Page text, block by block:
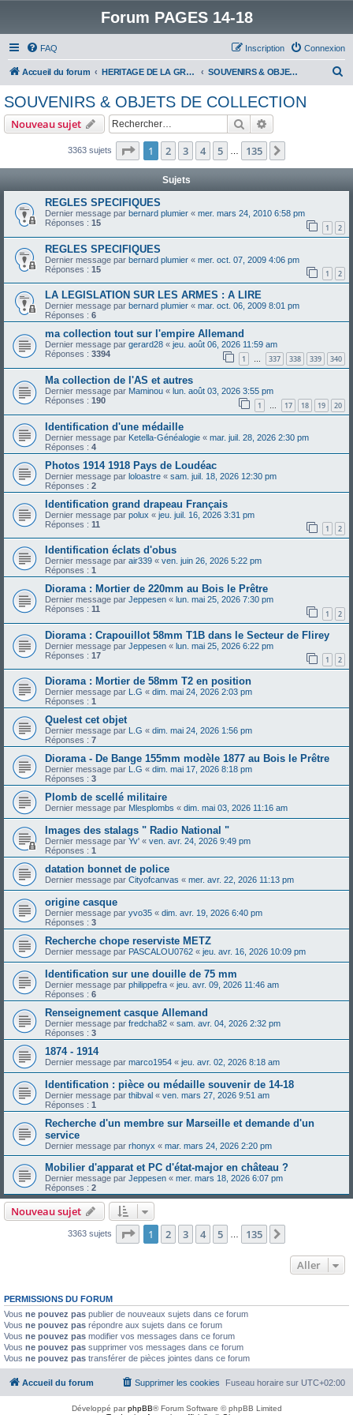
Forum PAGES 14-18
FAQ Connexion
Inscription
Accueil du forum HERITAGE DE LA GRANDE GUERRE : SOUVENIRS & OBJETS DE COLLECTION
e
SOUVENIRS & OBJETS DE COLLECTION
Nouveau sujet Rechercher
3363 sujets Page 1sur135
1 2 3 4 5 135
Sujets
REGLES SPECIFIQUES
Dernier message par bernard plumier « mer. mars 24, 2010 6:58 pm
Réponses : 15 1 2
REGLES SPECIFIQUES
Dernier message par bernard plumier « mer. oct. 07, 2009 4:06 pm
Réponses : 15 1 2
LA LEGISLATION SUR LES ARMES : A LIRE
Dernier message par bernard plumier « mar. oct. 06, 2009 8:01 pm
Réponses : 6
ma collection tout sur l'empire Allemand
Dernier message par gerard28 « jeu. août 06, 2026 11:59 am
Réponses : 3394 1 … 337 338 339 340
Ma collection de l'AS et autres
Dernier message par Maminou « lun. août 03, 2026 3:55 pm
Réponses : 190 1 … 17 18 19 20
Identification d'une médaille
Dernier message par Ketella-Généalogie « mar. juil. 28, 2026 2:30 pm
Réponses : 4
Photos 1914 1918 Pays de Loudéac
Dernier message par loloastre « sam. juil. 18, 2026 12:30 pm
Réponses : 2
Identification grand drapeau Français
Dernier message par polux « jeu. juil. 16, 2026 3:31 pm
Réponses : 11 1 2
Identification éclats d'obus
Dernier message par air339 « ven. juin 26, 2026 5:22 pm
Réponses : 1
Diorama : Mortier de 220mm au Bois le Prêtre
Dernier message par Jeppesen « lun. mai 25, 2026 7:30 pm
Réponses : 11 1 2
Diorama : Crapouillot 58mm T1B dans le Secteur de Flirey
Dernier message par Jeppesen « lun. mai 25, 2026 6:22 pm
Réponses : 17 1 2
Diorama : Mortier de 58mm T2 en position
Dernier message par L.G « dim. mai 24, 2026 2:03 pm
Réponses : 1
Quelest cet objet
Dernier message par L.G « dim. mai 24, 2026 1:56 pm
Réponses : 7
Diorama - De Bange 155mm modèle 1877 au Bois le Prêtre
Dernier message par L.G « dim. mai 17, 2026 8:18 pm
Réponses : 3
Plomb de scellé militaire
Dernier message par Mlesplombs « dim. mai 03, 2026 11:16 am
Images des stalags " Radio National "
Dernier message par Yv' « ven. avr. 24, 2026 9:49 pm
Réponses : 1
datation bonnet de police
Dernier message par Cityofcanvas « mer. avr. 22, 2026 11:13 pm
origine casque
Dernier message par yvo35 « dim. avr. 19, 2026 6:40 pm
Réponses : 3
Recherche chope reserviste METZ
Dernier message par PASCALOU0762 « jeu. avr. 16, 2026 10:09 pm
Identification sur une douille de 75 mm
Dernier message par philippefra « jeu. avr. 09, 2026 11:46 am
Réponses : 6
Renseignement casque Allemand
Dernier message par fredcha82 « sam. avr. 04, 2026 2:32 pm
Réponses : 3
1874 - 1914
Dernier message par marco1954 « jeu. avr. 02, 2026 8:18 am
Identification : pièce ou médaille souvenir de 14-18
Dernier message par thibval « ven. mars 27, 2026 9:51 am
Réponses : 1
Recherche d'un membre sur Marseille et demande d'un
service
Dernier message par rhonyx « mar. mars 24, 2026 2:20 pm
Mobilier d'apparat et PC d'état-major en château ?
Dernier message par Jeppesen « mer. mars 18, 2026 6:07 pm
Réponses : 2
Nouveau sujet
3363 sujets Page 1sur135
1 2 3 4 5 … 135
Aller
PERMISSIONS DU FORUM
Vous ne pouvez pas publier de nouveaux sujets dans ce forum
Vous ne pouvez pas répondre aux sujets dans ce forum
Vous ne pouvez pas modifier vos messages dans ce forum
Vous ne pouvez pas supprimer vos messages dans ce forum
Vous ne pouvez pas transférer de pièces jointes dans ce forum
Accueil du forum Fuseau horaire sur UTC+02:00
Supprimer les cookies
Développé parphpBB® Forum Software © phpBB Limited